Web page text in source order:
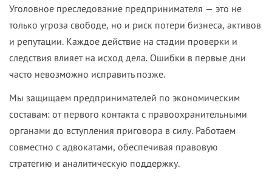
Уголовное преследование предпринимателя — это не
только угроза свободе, но и риск потери бизнеса, активов
и репутации. Каждое действие на стадии проверки и
следствия влияет на исход дела. Ошибки в первые дни
часто невозможно исправить позже.
Мы защищаем предпринимателей по экономическим
составам: от первого контакта с правоохранительными
органами до вступления приговора в силу. Работаем
совместно с адвокатами, обеспечивая правовую
стратегию и аналитическую поддержку.